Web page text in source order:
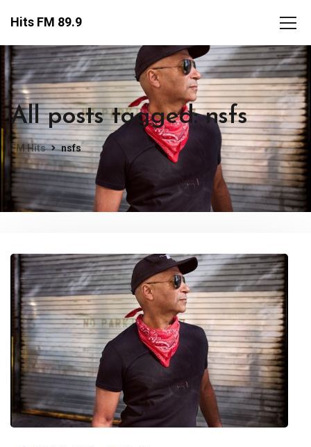
Hits FM 89.9
All posts tagged: nsfs
FM Hits nsfs